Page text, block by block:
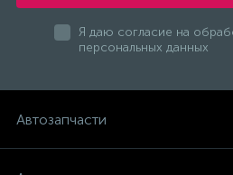
Я даю согласие на
персональных данных
Автозапчасти